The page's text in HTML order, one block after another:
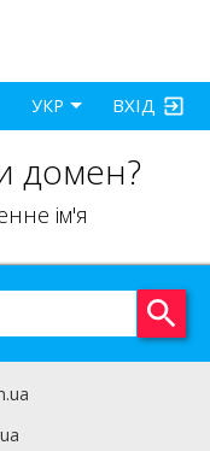
ВХІД
УКР
домен?
ім'я